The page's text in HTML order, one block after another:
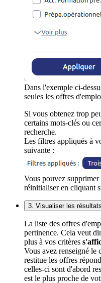
Dans l'exemple ci-
seules les offres
Si vous obtenez trop
certains mots-clés ou
recherche.
Les filtres appliqués à
suivante :
Vous pouvez
réinitialiser en cliquant
3. Visualiser les
La liste des offres
pertinence. Cela veut
plus à vos critères
Vous avez renseigné
restitue les offres
celles-ci sont d'abord
est le plus proche de